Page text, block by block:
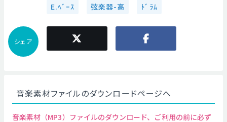
E.ﾍﾞｰｽ 弦楽器-高 ﾄﾞﾗﾑ
シェア
音楽素材ファイルのダウンロードページへ
音楽素材（MP3）ファイルのダウンロード、ご利用の前に必ず